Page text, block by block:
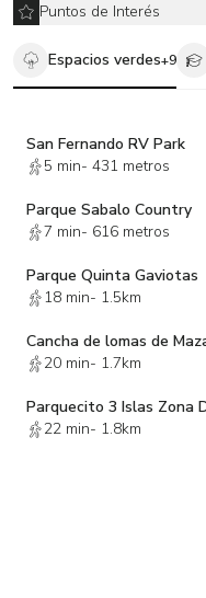
Puntos de Interés
Espacios verdes+9
San Fernando RV Park
5 min- 431 metros
Parque Sabalo Country
7 min- 616 metros
Parque Quinta Gaviotas
18 min- 1.5km
20 min- 1.7km
22 min- 1.8km